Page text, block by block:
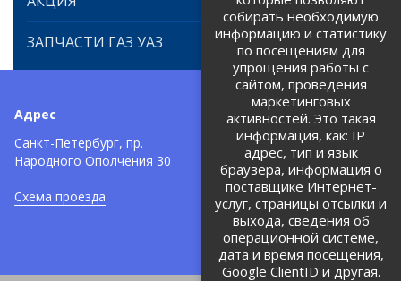
ЗАПЧАСТИ ГАЗ УАЗ
Адрес
Санкт-Петербург, пр.
Народного Ополчения 30
Схема проезда
Телефоны:
+7 (812) 971-42-42
Политика об обработке и
защите персональных данных
Соглашение на обработку
персональных данных
собирать необходимую
информацию и статистику
по посещениям для
упрощения работы с
сайтом, проведения
маркетинговых
активностей. Это такая
информация, как: IP
адрес, тип и язык
браузера, информация о
поставщике Интернет-
услуг, страницы отсылки и
выхода, сведения об
операционной системе,
дата и время посещения,
Google ClientID и другая.